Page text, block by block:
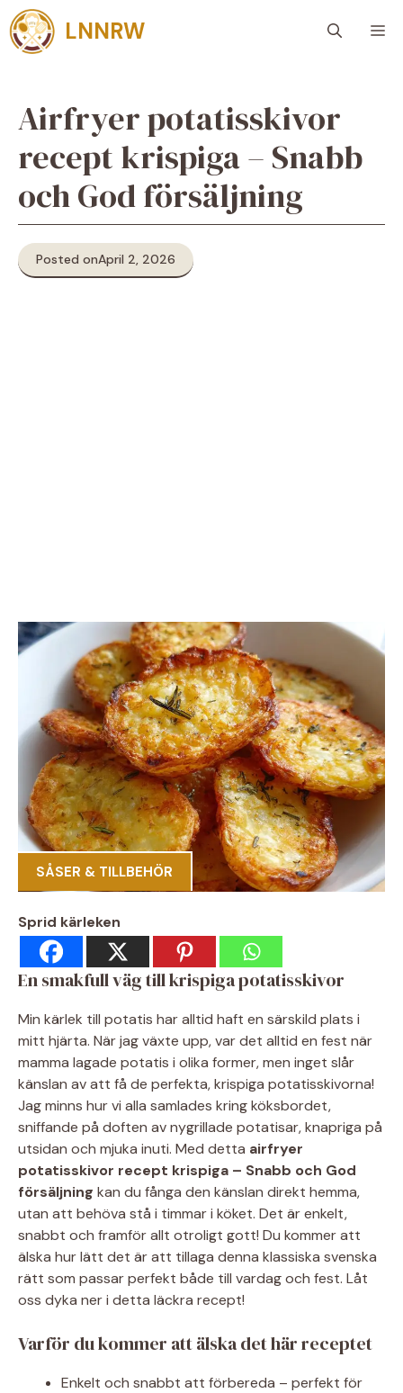
Skip
to
content
LNNRW
Airfryer potatisskivor
recept krispiga – Snabb
och God försäljning
Posted onApril 2, 2026
SÅSER & TILLBEHÖR
Sprid kärleken
En smakfull väg till krispiga potatisskivor
Min kärlek till potatis har alltid haft en särskild plats i
mitt hjärta. När jag växte upp, var det alltid en fest när
mamma lagade potatis i olika former, men inget slår
känslan av att få de perfekta, krispiga potatisskivorna!
Jag minns hur vi alla samlades kring köksbordet,
sniffande på doften av nygrillade potatisar, knapriga på
utsidan och mjuka inuti. Med detta airfryer
potatisskivor recept krispiga – Snabb och God
försäljning kan du fånga den känslan direkt hemma,
utan att behöva stå i timmar i köket. Det är enkelt,
snabbt och framför allt otroligt gott! Du kommer att
älska hur lätt det är att tillaga denna klassiska svenska
rätt som passar perfekt både till vardag och fest. Låt
oss dyka ner i detta läckra recept!
Varför du kommer att älska det här receptet
Enkelt och snabbt att förbereda – perfekt för